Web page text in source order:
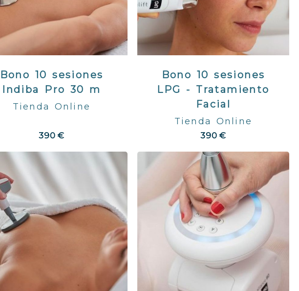
Bono 10 sesiones
Indiba Pro 30 m
Tienda Online
390 €
Bono 10 sesiones
LPG - Tratamiento
Facial
Tienda Online
390 €